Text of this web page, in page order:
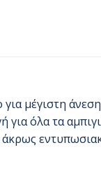
μέγιστη
όλα τα